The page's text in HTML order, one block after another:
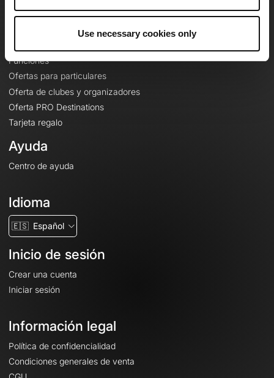
Use necessary cookies only
Funciones
Ofertas para particulares
Oferta de clubes y organizadores
Oferta PRO Destinations
Tarjeta regalo
Ayuda
Centro de ayuda
Idioma
🇪🇸 Español
Inicio de sesión
Crear una cuenta
Iniciar sesión
Información legal
Política de confidencialidad
Condiciones generales de venta